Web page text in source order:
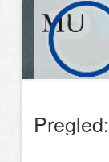
Pregled: